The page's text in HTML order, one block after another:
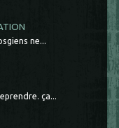
ne...
ça...